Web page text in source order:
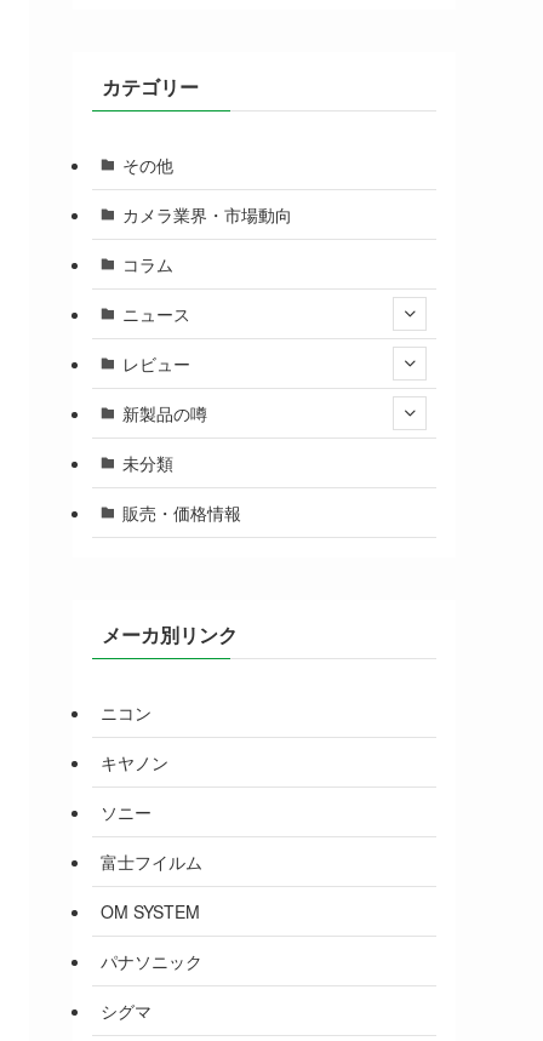
カテゴリー
その他
カメラ業界・市場動向
コラム
ニュース
レビュー
新製品の噂
未分類
販売・価格情報
メーカ別リンク
ニコン
キヤノン
ソニー
富士フイルム
OM SYSTEM
パナソニック
シグマ